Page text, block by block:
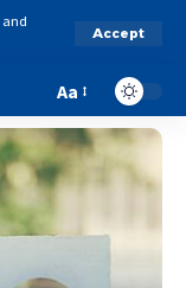
and
Accept
Aa